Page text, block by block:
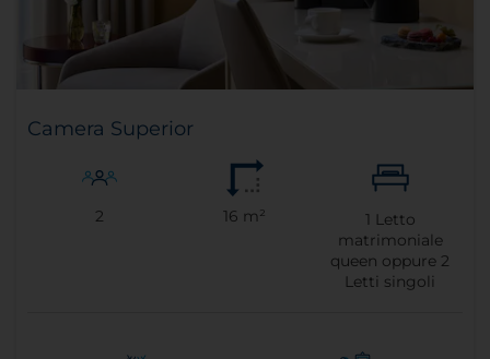
Camera Superior
2 16 m² 1 Letto
matrimoniale
queen oppure 2
Letti singoli